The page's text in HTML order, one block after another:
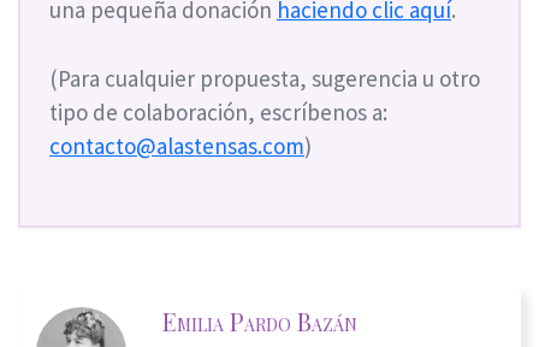
una pequeña donación haciendo clic aquí.
(Para cualquier propuesta, sugerencia u otro
tipo de colaboración, escríbenos a:
contacto@alastensas.com)
Emilia Pardo Bazán